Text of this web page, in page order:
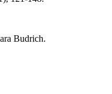
Budrich.